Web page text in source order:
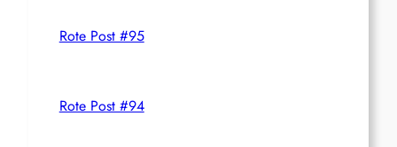
Rote Post #95
Rote Post #94